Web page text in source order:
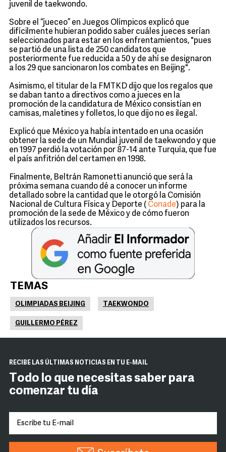
juvenil de taekwondo.
Sobre el “jueceo” en Juegos Olímpicos explicó que
difícilmente hubieran podido saber cuáles jueces serían
seleccionados para estar en los enfrentamientos, "pues
se partió de una lista de 250 candidatos que
posteriormente fue reducida a 50 y de ahí se designaron
a los 29 que sancionaron los combates en Beijing".
Asimismo, el titular de la FMTKD dijo que los regalos que
se daban tanto a directivos como a jueces en la
promoción de la candidatura de México consistían en
camisas, maletines y folletos, lo que dijo no es ilegal.
Explicó que México ya había intentado en una ocasión
obtener la sede de un Mundial juvenil de taekwondo y que
en 1997 perdió la votación por 87-14 ante Turquía, que fue
el país anfitrión del certamen en 1998.
Finalmente, Beltrán Ramonetti anunció que será la
próxima semana cuando dé a conocer un informe
detallado sobre la cantidad que le otorgó la Comisión
Nacional de Cultura Física y Deporte ( Conade) para la
promoción de la sede de México y de cómo fueron
utilizados los recursos.
TEMAS
OLIMPIADAS BEIJING TAEKWONDO
GUILLERMO PÉREZ
RECIBE LAS ÚLTIMAS NOTICIAS EN TU E-MAIL
Todo lo que necesitas saber para
comenzar tu día